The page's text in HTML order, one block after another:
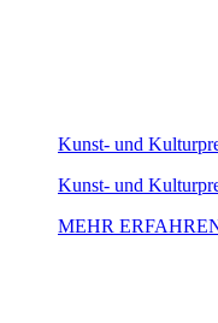
Kunst- und
Kunst- und
MEHR